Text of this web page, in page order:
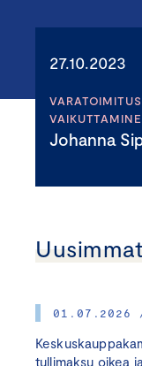
27.10.2023
Johanna
Uusimmat
01.07.2026 /
tullimaksu oikea